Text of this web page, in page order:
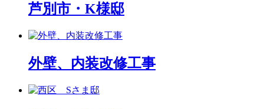
芦別市・K様邸
外壁、内装改修工事